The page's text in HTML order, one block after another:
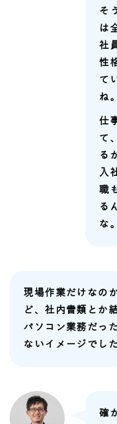
そ
は
社
性
て
ね。
仕
て
る
入
職
る
な。
現場作業だけなの
ど、社内書類とか
パソコン業務だっ
ないイメージでした
確